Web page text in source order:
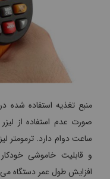
ساعت دوام دارد. ترمومتر
و قابلیت خاموشی
افزایش طول عمر دستگاه